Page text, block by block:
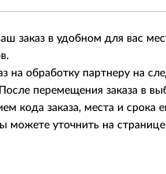
заказ в удобном для вас
на обработку партнеру на
После перемещения заказа в
кода заказа, места и срока
можете уточнить на